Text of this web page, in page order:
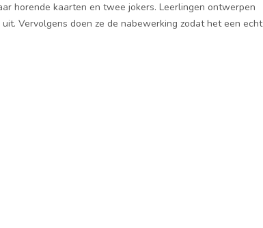
horende kaarten en twee jokers. Leerlingen ontwerpen
Vervolgens doen ze de nabewerking zodat het een echt